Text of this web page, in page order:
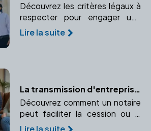
Découvrez les critères légaux à
respecter pour engager une
procédure d'adoption en
France. Informez-vous sur l'âge,
Lire la suite
La transmission d'entreprise : un processus maîtrisé avec un notaire
Découvrez comment un notaire
peut faciliter la cession ou la
transmission de votre
Lire la suite